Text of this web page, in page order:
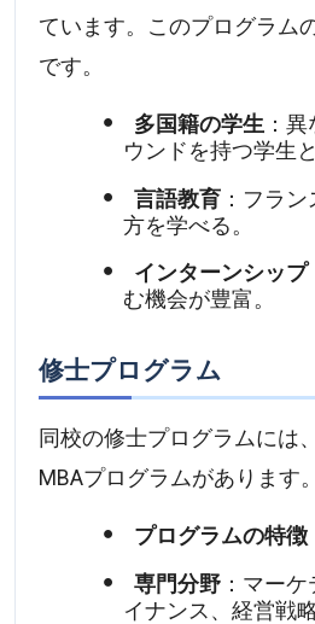
ています。このプログラム
です。
多国籍の学生 ：
ウンドを持つ学生
言語教育：フラン
方を学べる。
インターンシップ
む機会が豊富。
修士プログラム
同校の修士プログラムには
MBAプログラムがあります。
プログラムの特徴
専門分野：マーケ
イナンス、経営戦